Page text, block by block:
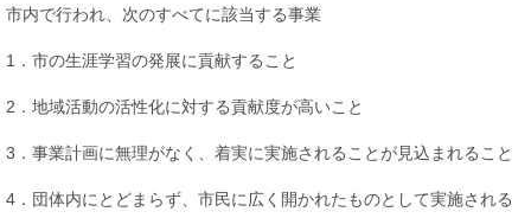
市内で行われ、次のすべてに該当する事業
1．市の生涯学習の発展に貢献すること
2．地域活動の活性化に対する貢献度が高いこと
3．事業計画に無理がなく、着実に実施されることが見込まれること
4．団体内にとどまらず、市民に広く開かれたものとして実施される